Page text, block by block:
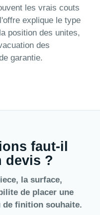
les vrais couts
explique le type
position des unites,
des
garantie.
faut-il
devis ?
la surface,
de placer une
de finition souhaite.